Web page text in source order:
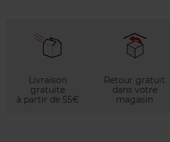
Livraison
gratuite
à partir de 55€
Retour gratuit
dans votre
magasin